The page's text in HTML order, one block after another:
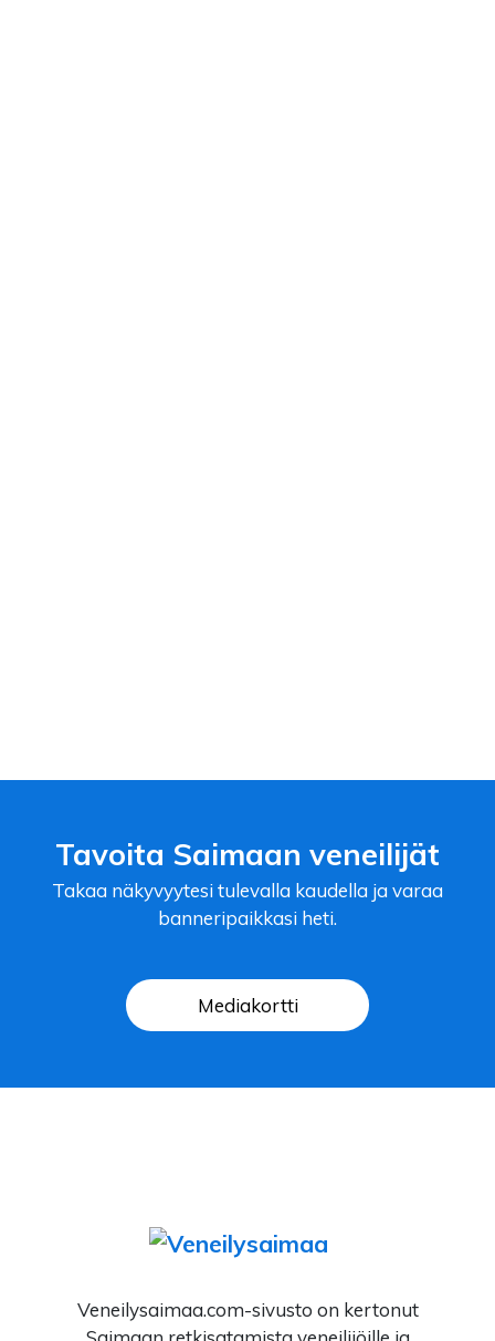
Tavoita Saimaan veneilijät
Takaa näkyvyytesi tulevalla kaudella ja varaa
banneripaikkasi heti.
Mediakortti
Veneilysaimaa.com-sivusto on kertonut